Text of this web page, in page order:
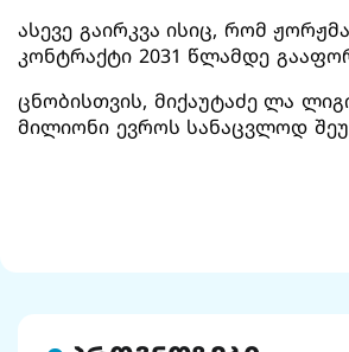
ასევე გაირკვა ისიც, რომ
კონტრაქტი 2031 წლამდე
ცნობისთვის, მიქაუტაძე ლა
მილიონი ევროს სანაცვლოდ